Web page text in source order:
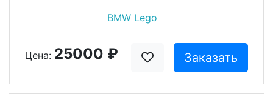
BMW Lego
Цена: 25000 ₽ Заказать